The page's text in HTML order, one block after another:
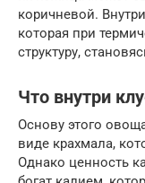
коричневой.
которая при
структуру,
Что внутри
Основу этого
виде крахмала,
Однако ценность